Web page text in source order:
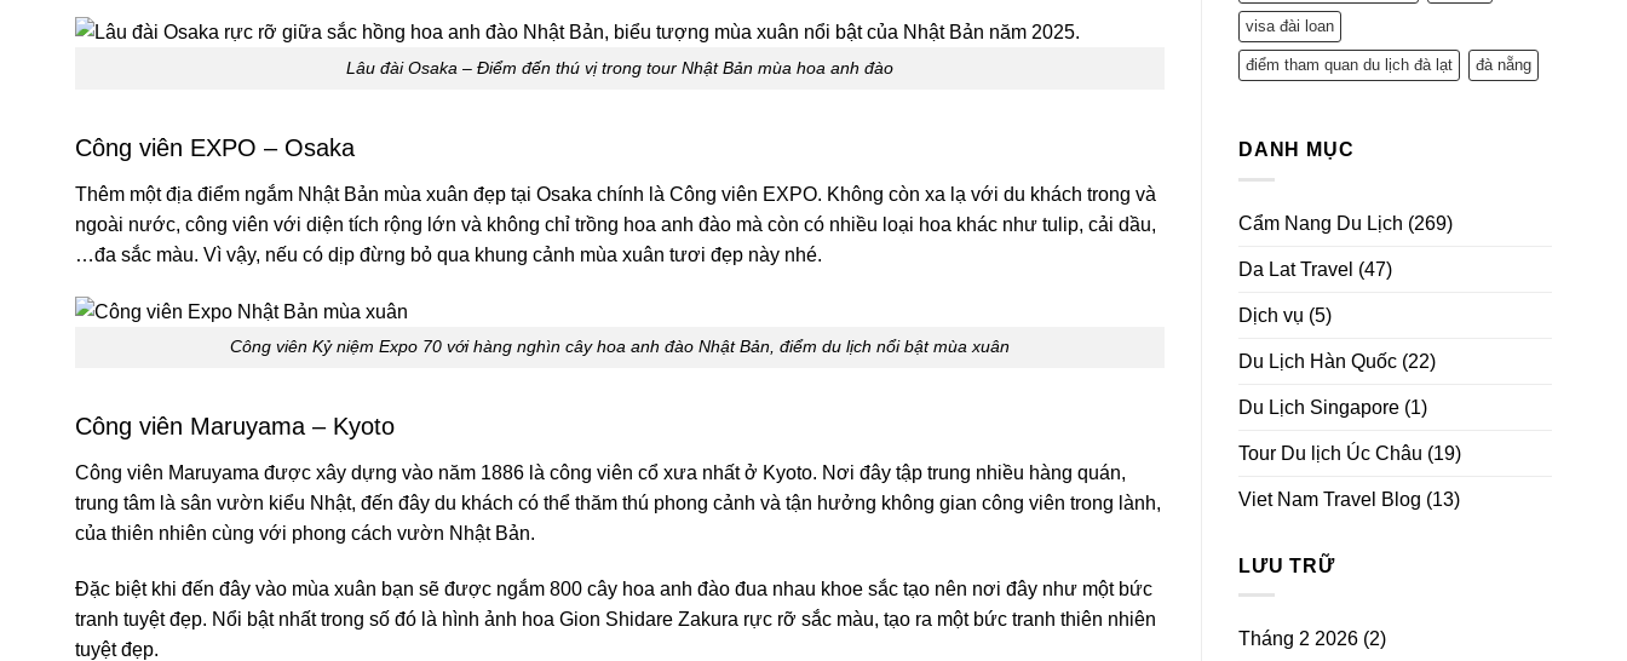
Lâu đài Osaka – Điểm đến thú vị trong tour Nhật Bản mùa hoa anh đào
Công viên EXPO – Osaka
Thêm một địa điểm ngắm Nhật Bản mùa xuân đẹp tại Osaka chính là Công viên EXPO. Không còn xa lạ với du khách trong và
ngoài nước, công viên với diện tích rộng lớn và không chỉ trồng hoa anh đào mà còn có nhiều loại hoa khác như tulip, cải dầu,
…đa sắc màu. Vì vậy, nếu có dịp đừng bỏ qua khung cảnh mùa xuân tươi đẹp này nhé.
Công viên Kỷ niệm Expo 70 với hàng nghìn cây hoa anh đào Nhật Bản, điểm du lịch nổi bật mùa xuân
Công viên Maruyama – Kyoto
Công viên Maruyama được xây dựng vào năm 1886 là công viên cổ xưa nhất ở Kyoto. Nơi đây tập trung nhiều hàng quán,
trung tâm là sân vườn kiểu Nhật, đến đây du khách có thể thăm thú phong cảnh và tận hưởng không gian công viên trong lành,
của thiên nhiên cùng với phong cách vườn Nhật Bản.
Đặc biệt khi đến đây vào mùa xuân bạn sẽ được ngắm 800 cây hoa anh đào đua nhau khoe sắc tạo nên nơi đây như một bức
tranh tuyệt đẹp. Nổi bật nhất trong số đó là hình ảnh hoa Gion Shidare Zakura rực rỡ sắc màu, tạo ra một bức tranh thiên nhiên
tuyệt đẹp.
visa đài loan
điểm tham quan du lịch đà lạt đà nẵng
DANH MỤC
Cẩm Nang Du Lịch (269)
Da Lat Travel (47)
Dịch vụ (5)
Du Lịch Hàn Quốc (22)
Du Lịch Singapore (1)
Tour Du lịch Úc Châu (19)
Viet Nam Travel Blog (13)
LƯU TRỮ
Tháng 2 2026 (2)